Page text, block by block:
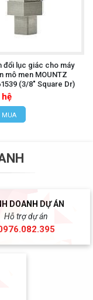
đổi lục giác cho máy
mô men MOUNTZ
(3/8" Square Dr)
MUA
DOANH DỰ ÁN
Hỗ trợ dự án